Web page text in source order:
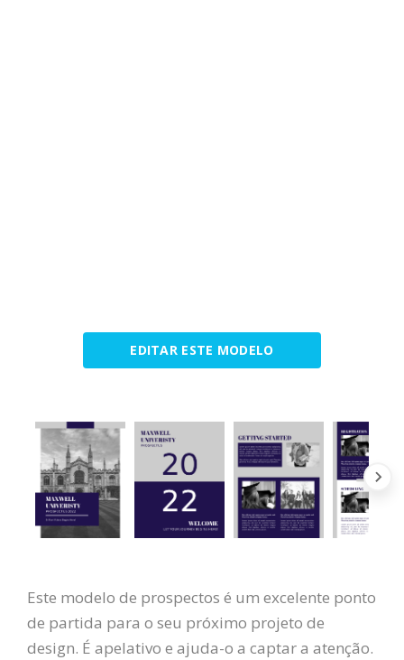
EDITAR ESTE MODELO
Este modelo de prospectos é um excelente ponto
de partida para o seu próximo projeto de
design. É apelativo e ajuda-o a captar a atenção.